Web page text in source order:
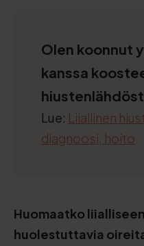
Olen koonnut
kanssa
Lue: Liiallinen
diagnoosi, hoito
Huomaatko
huolestuttavia